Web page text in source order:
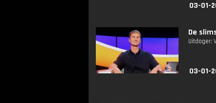
03-01-
De
Uitdager:
03-01-